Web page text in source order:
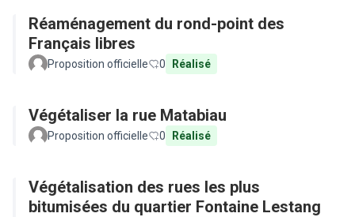
Réaménagement du rond-point des
Français libres
Proposition officielle 0 Réalisé
Végétaliser la rue Matabiau
Proposition officielle 0 Réalisé
Végétalisation des rues les plus
bitumisées du quartier Fontaine Lestang